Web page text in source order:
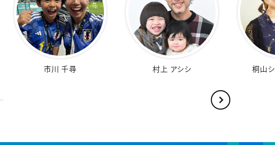
桐山シルバ 佐知子 福田 恵理